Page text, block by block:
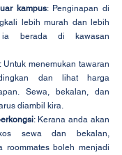
kampus: Penginapan di
lebih murah dan lebih
berada di kawasan
: Untuk menemukan tawaran
dan lihat harga
Sewa, bekalan, dan
diambil kira.
: Kerana anda akan
sewa dan bekalan,
roommates boleh menjadi